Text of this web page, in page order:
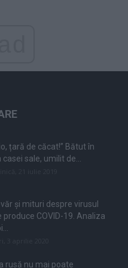
țară de căcat!” Bătut în
sale, umilit de...
și mituri despre virusul
produce COVID-19. Analiza
rusă nu mai poate